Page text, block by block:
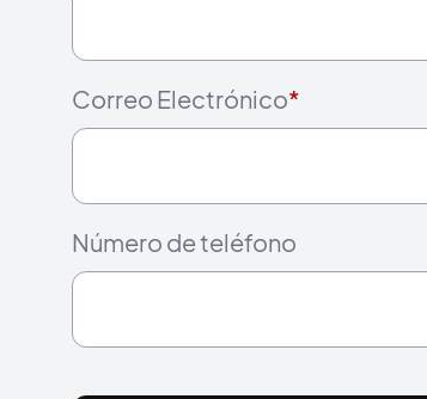
Correo Electrónico*
Número de teléfono